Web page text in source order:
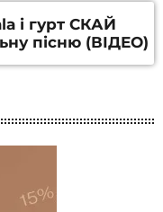
і гурт СКАЙ
пісню (ВІДЕО)